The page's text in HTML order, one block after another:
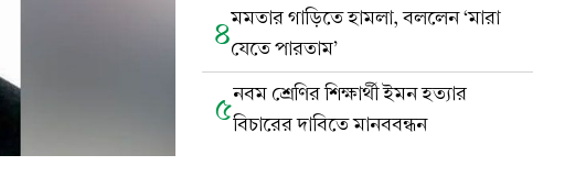
৪মমতার গাড়িতে হামলা, বললেন ‘মারা
যেতে পারতাম’
৫নবম শ্রেণির শিক্ষার্থী ইমন হত্যার
বিচারের দাবিতে মানববন্ধন